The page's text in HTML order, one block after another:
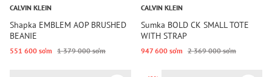
CALVIN KLEIN
Shapka EMBLEM AOP BRUSHED
BEANIE
551 600 so‘m 1 379 000 so‘m
CALVIN KLEIN
Sumka BOLD CK SMALL TOTE
WITH STRAP
947 600 so‘m 2 369 000 so‘m